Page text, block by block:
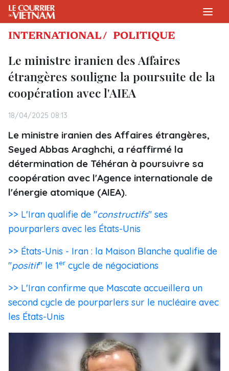
INTERNATIONAL / POLITIQUE
Le ministre iranien des Affaires
étrangères souligne la poursuite de la
coopération avec l'AIEA
18/04/2025 08:13
Le ministre iranien des Affaires étrangères,
Seyed Abbas Araghchi, a réaffirmé la
détermination de Téhéran à poursuivre sa
coopération avec l'Agence internationale de
l'énergie atomique (AIEA).
>> L'Iran qualifie de "constructifs" ses
pourparlers avec les États-Unis
>> États-Unis - Iran : la Maison Blanche qualifie de
"positif" le 1er cycle de négociations
>> L'Iran confirme que Mascate accueillera un
second cycle de pourparlers sur le nucléaire avec
les États-Unis